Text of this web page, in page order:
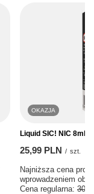
OKAZJA
Liquid SIC! NIC 8ml -
25,99 PLN / szt.
Najniższa cena
wprowadzeniem
Cena regularna: